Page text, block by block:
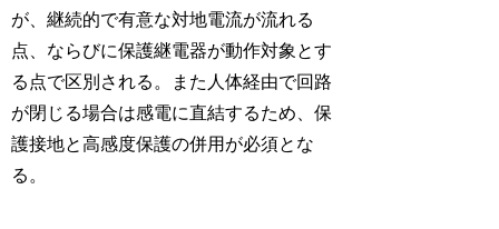
が、継続的で有意な対地電流が流れる
点、ならびに保護継電器が動作対象とす
る点で区別される。また人体経由で回路
が閉じる場合は感電に直結するため、保
護接地と高感度保護の併用が必須とな
る。